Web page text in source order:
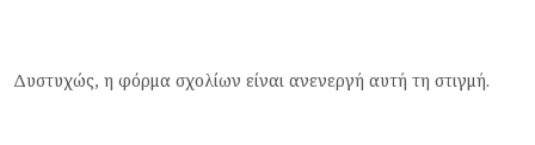
Δυστυχώς, η φόρμα σχολίων είναι ανενεργή αυτή τη στιγμή.